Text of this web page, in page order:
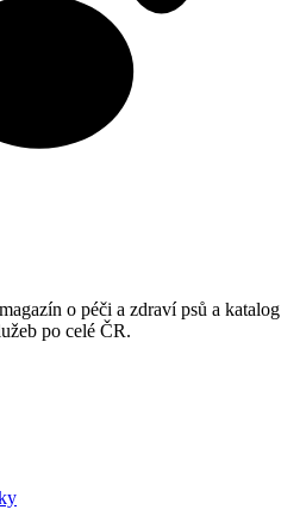
o péči a zdraví psů a katalog
po celé ČR.